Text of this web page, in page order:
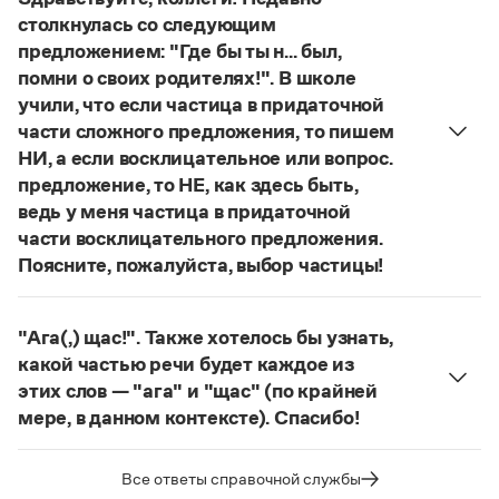
Словари русского языка как государственного
Справочники
Правила русской орфографии и пунктуации
Русский язык. Краткий теоретический курс
для школьников
Письмовник
Справочник по пунктуации
Словарь-справочник трудностей
Словарь-справочник непростые слова
Все справочники портала
Новости и события
Управление в русском языке
Словарь русских имён
Словарь методических терминов
Правила русской орфографии и пунктуации
(1956)
понятий, представлен в двух вариантах:
илюдология (от лат. ludus — 'игра').
О «правильном» варианте слова можно говорить,
если оно кодифицировано в нормативных
словарях русского языка. Пока же такой
словарной фиксацией мы не располагаем.
Страница ответа
столкнулась со следующим
предложением: "Где бы ты н... был,
помни о своих родителях!". В школе
учили, что если частица в придаточной
части сложного предложения, то пишем
НИ, а если восклицательное или вопрос.
предложение, то НЕ, как здесь быть,
ведь у меня частица в придаточной
части восклицательного предложения.
Поясните, пожалуйста, выбор частицы!
Правильно:Где бы ты ни был, помни о своих
восклицательных предложениях: Где ты только
не был!
"Ага(,) щас!". Также хотелось бы узнать,
какой частью речи будет каждое из
этих слов — "ага" и "щас" (по крайней
мере, в данном контексте). Спасибо!
Ага—частица, которая в данном случае
используется для эмоционального усиления
Все ответы справочной службы